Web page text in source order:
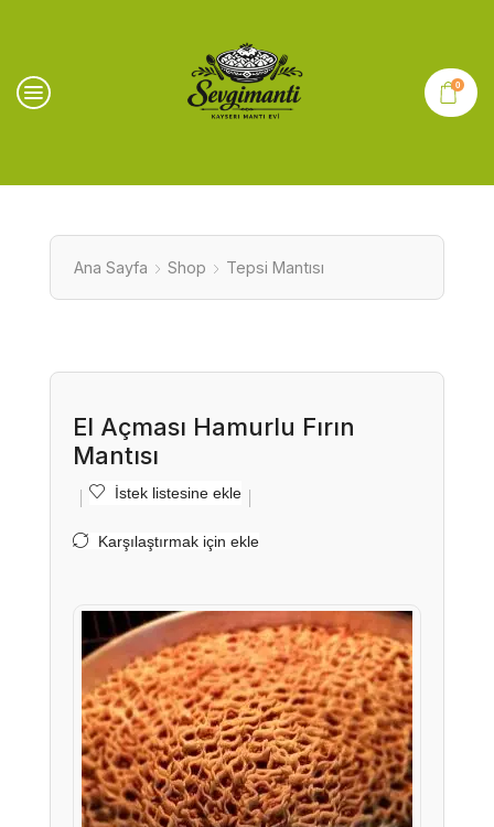
0
Ana Sayfa Shop Tepsi Mantısı
El Açması Hamurlu Fırın
Mantısı
İstek listesine ekle
Karşılaştırmak için ekle